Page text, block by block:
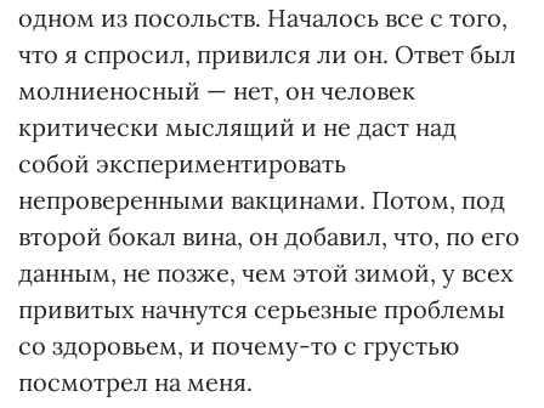
одном из посольств. Началось все с того,
что я спросил, привился ли он. Ответ был
молниеносный — нет, он человек
критически мыслящий и не даст над
собой экспериментировать
непроверенными вакцинами. Потом, под
второй бокал вина, он добавил, что, по его
данным, не позже, чем этой зимой, у всех
привитых начнутся серьезные проблемы
со здоровьем, и почему-то с грустью
посмотрел на меня.